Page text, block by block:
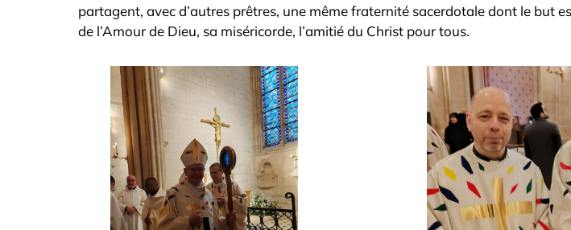
partagent, avec d’autres prêtres, une même fraternité sacerdotale dont le but
de l’Amour de Dieu, sa miséricorde, l’amitié du Christ pour tous.